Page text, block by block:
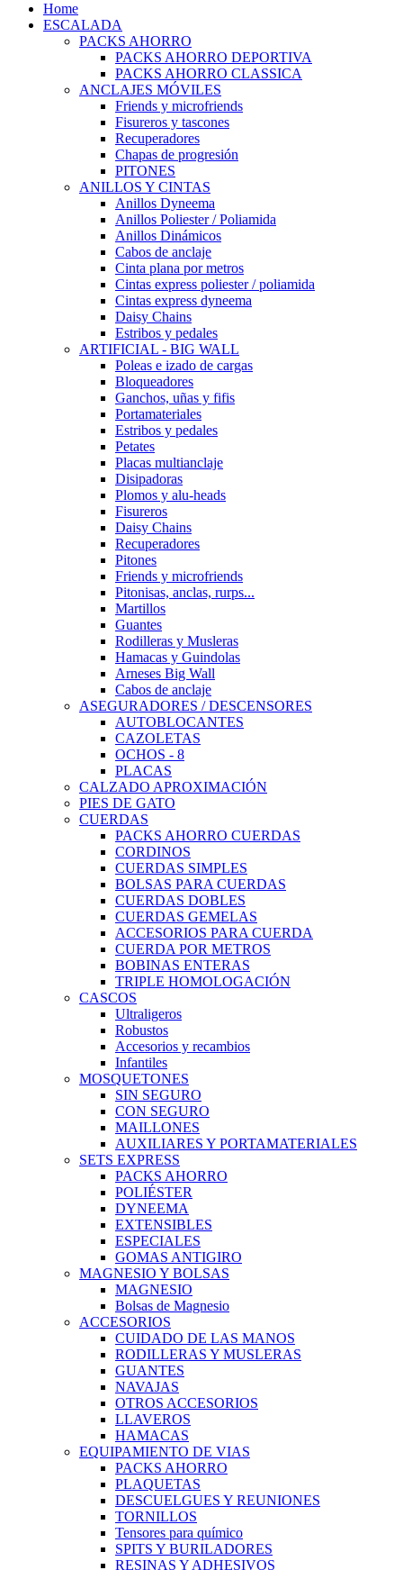
Home
ESCALADA
PACKS AHORRO
PACKS AHORRO DEPORTIVA
PACKS AHORRO CLASSICA
ANCLAJES MÓVILES
Friends y microfriends
Fisureros y tascones
Recuperadores
Chapas de progresión
PITONES
ANILLOS Y CINTAS
Anillos Dyneema
Anillos Poliester / Poliamida
Anillos Dinámicos
Cabos de anclaje
Cinta plana por metros
Cintas express poliester / poliamida
Cintas express dyneema
Daisy Chains
Estribos y pedales
ARTIFICIAL - BIG WALL
Poleas e izado de cargas
Bloqueadores
Ganchos, uñas y fifis
Portamateriales
Estribos y pedales
Petates
Placas multianclaje
Disipadoras
Plomos y alu-heads
Fisureros
Daisy Chains
Recuperadores
Pitones
Friends y microfriends
Pitonisas, anclas, rurps...
Martillos
Guantes
Rodilleras y Musleras
Hamacas y Guindolas
Arneses Big Wall
Cabos de anclaje
ASEGURADORES / DESCENSORES
AUTOBLOCANTES
CAZOLETAS
OCHOS - 8
PLACAS
CALZADO APROXIMACIÓN
PIES DE GATO
CUERDAS
PACKS AHORRO CUERDAS
CORDINOS
CUERDAS SIMPLES
BOLSAS PARA CUERDAS
CUERDAS DOBLES
CUERDAS GEMELAS
ACCESORIOS PARA CUERDA
CUERDA POR METROS
BOBINAS ENTERAS
TRIPLE HOMOLOGACIÓN
CASCOS
Ultraligeros
Robustos
Accesorios y recambios
Infantiles
MOSQUETONES
SIN SEGURO
CON SEGURO
MAILLONES
AUXILIARES Y PORTAMATERIALES
SETS EXPRESS
PACKS AHORRO
POLIÉSTER
DYNEEMA
EXTENSIBLES
ESPECIALES
GOMAS ANTIGIRO
MAGNESIO Y BOLSAS
MAGNESIO
Bolsas de Magnesio
ACCESORIOS
CUIDADO DE LAS MANOS
RODILLERAS Y MUSLERAS
GUANTES
NAVAJAS
OTROS ACCESORIOS
LLAVEROS
HAMACAS
EQUIPAMIENTO DE VIAS
PACKS AHORRO
PLAQUETAS
DESCUELGUES Y REUNIONES
TORNILLOS
Tensores para químico
SPITS Y BURILADORES
RESINAS Y ADHESIVOS